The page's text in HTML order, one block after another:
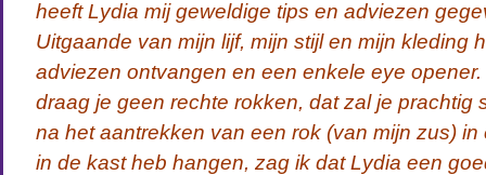
heeft Lydia mij geweldige tips en adviezen
Uitgaande van mijn lijf, mijn stijl en mijn kleding
adviezen ontvangen en een enkele eye opener.
draag je geen rechte rokken, dat zal je prachtig
na het aantrekken van een rok (van mijn zus) in
in de kast heb hangen, zag ik dat Lydia een